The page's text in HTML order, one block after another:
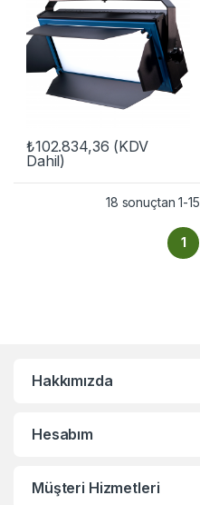
₺102.834,36 (KDV
Dahil)
18 sonuçtan 1-
1
Hakkımızda
Hesabım
Müşteri Hizmetleri